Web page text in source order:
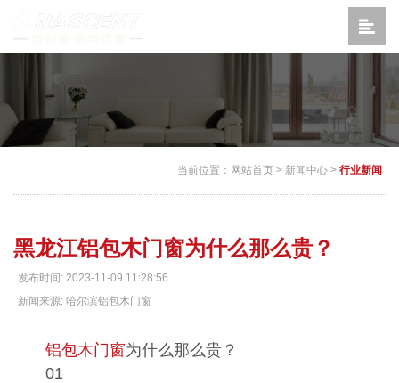
当前位置： 网站首页 > 新闻中心 > 行业新闻
黑龙江铝包木门窗为什么那么贵？
发布时间: 2023-11-09 11:28:56
新闻来源: 哈尔滨铝包木门窗
铝包木门窗为什么那么贵？
01